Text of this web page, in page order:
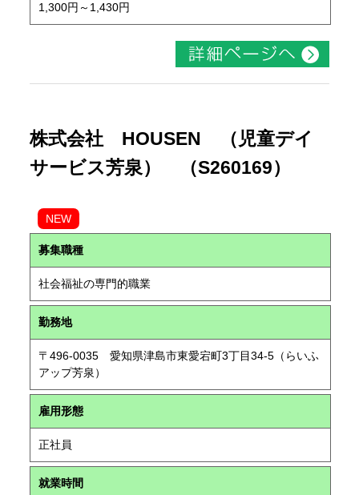
1,300円～1,430円
株式会社 HOUSEN （児童デイ
サービス芳泉） （S260169）
NEW
募集職種
社会福祉の専門的職業
勤務地
〒496-0035 愛知県津島市東愛宕町3丁目34-5（らいふ
アップ芳泉）
雇用形態
正社員
就業時間